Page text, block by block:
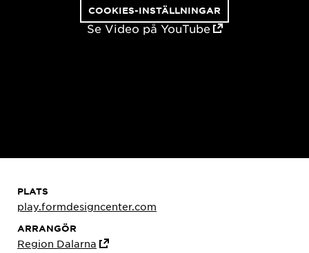
COOKIES-INSTÄLLNINGAR
Se Video på YouTube
PLATS
play.formdesigncenter.com
ARRANGÖR
Region Dalarna